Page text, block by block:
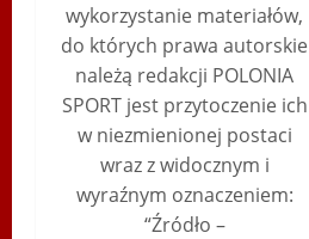
wykorzystanie materiałów,
do których prawa autorskie
należą redakcji POLONIA
SPORT jest przytoczenie ich
w niezmienionej postaci
wraz z widocznym i
wyraźnym oznaczeniem:
“Źródło –